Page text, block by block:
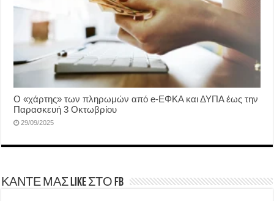
Ο «χάρτης» των πληρωμών από e-ΕΦΚΑ και ΔΥΠΑ έως την
Παρασκευή 3 Οκτωβρίου
29/09/2025
ΚΑΝΤΕ ΜΑΣ LIKE ΣΤΟ FB